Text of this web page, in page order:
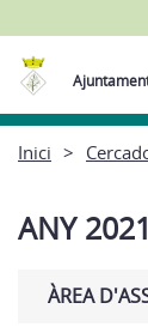
Inici
ANY 2021
ÀREA